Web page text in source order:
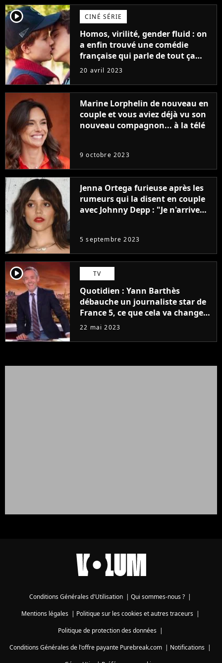
player2 CINÉ SÉRIE
Homos, virilité, gender fluid : on
a enfin trouvé une comédie
française qui parle de tout ça
sans être super ringarde
20 avril 2023
Marine Lorphelin de nouveau en
couple et vous aviez déjà vu son
nouveau compagnon... à la télé
9 octobre 2023
Jenna Ortega furieuse après les
rumeurs qui la disent en couple
avec Johnny Depp : "Je n'arrive
5 septembre 2023
player2 TV
Quotidien : Yann Barthès
débauche un journaliste star de
France 5, ce que cela va changer
à la rentrée
22 mai 2023
Conditions Générales d'Utilisation | Qui sommes-nous ? |
Mentions légales| Politique sur les cookies et autres traceurs|
Politique de protection des données|
Conditions Générales de l'offre payante Purebreak.com | Notifications |